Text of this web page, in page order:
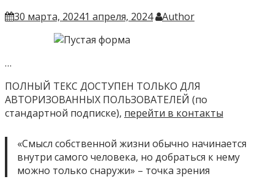
30 марта, 20241 апреля, 2024 Author
…
ПОЛНЫЙ ТЕКС ДОСТУПЕН ТОЛЬКО ДЛЯ
АВТОРИЗОВАННЫХ ПОЛЬЗОВАТЕЛЕЙ (по
стандартной подписке), перейти в контакты
«Смысл собственной жизни обычно начинается
внутри самого человека, но добраться к нему
можно только снаружи» – точка зрения